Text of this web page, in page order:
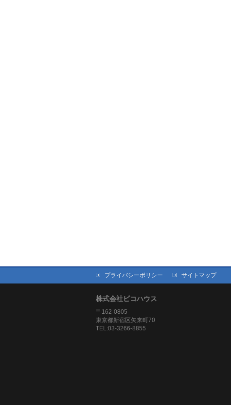
プライバシーポリシー サイトマップ
株式会社ピコハウス
〒162-0805
東京都新宿区矢来町70
TEL:03-3266-8855